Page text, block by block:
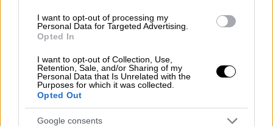
I want to opt-out of processing my
Personal Data for Targeted Advertising.
Opted In
I want to opt-out of Collection, Use,
Retention, Sale, and/or Sharing of my
Personal Data that Is Unrelated with the
Purposes for which it was collected.
Opted Out
Google consents
Σύμφωνα επίσης με τηνΕΛΣΤΑΤ
σύγκριση με τον αντίστοιχο μήνα του 2024,
καταγράφεται αύξηση των επισκεπτών κατά
3,3%, των επισκεπτών ελεύθερης εισόδου
κατά 1,3% και των εισπράξεων κατά 33,1%.